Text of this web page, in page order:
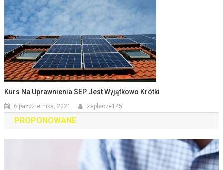
Kurs Na Uprawnienia SEP Jest Wyjątkowo Krótki
6 października, 2021 zaplecze145
PROPONOWANE